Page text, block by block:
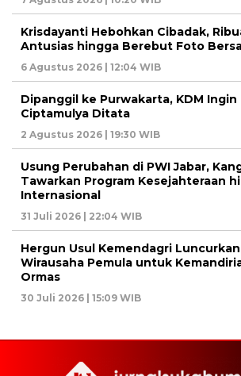
Krisdayanti Hebohkan Cibadak,
Antusias hingga Berebut Foto
6 Agustus 2026 | 12:04 WIB
Dipanggil ke Purwakarta, KDM
Ciptamulya Ditata
2 Agustus 2026 | 19:30 WIB
Usung Perubahan di PWI Jabar,
Tawarkan Program Kesejahteraan
Internasional
31 Juli 2026 | 22:04 WIB
Hergun Usul Kemendagri
Wirausaha Pemula untuk
Ormas
30 Juli 2026 | 15:09 WIB